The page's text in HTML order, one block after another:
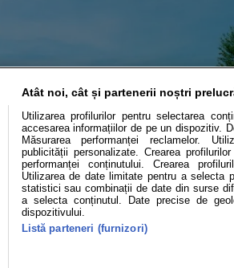
Utile Video Podcast cu
Politica de cookies
Atât noi, cât și partenerii noștri
Utilizarea profilurilor pentru selectarea
accesarea informațiilor de pe un dispozitiv.
Măsurarea performanței reclamelor.
publicității personalizate. Crearea
performanței conținutului. Crearea
Utilizarea de date limitate pentru a selecta
statistici sau combinații de date din surse
a selecta conținutul. Date precise de
dispozitivului.
Listă parteneri (furnizori)